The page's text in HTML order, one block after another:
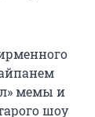
мемы и
шоу